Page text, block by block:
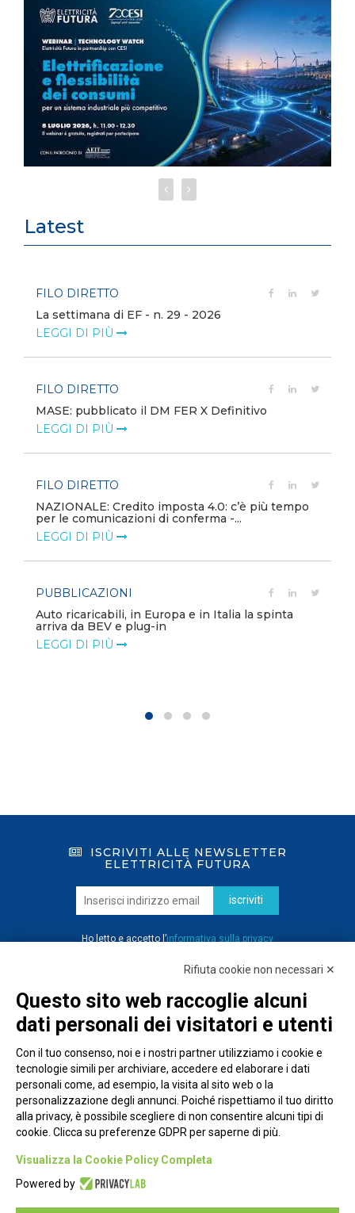
Latest
FILO DIRETTO
La settimana di EF - n. 29 - 2026
LEGGI DI PIÙ
FILO DIRETTO
MASE: pubblicato il DM FER X Definitivo
LEGGI DI PIÙ
FILO DIRETTO
NAZIONALE: Credito imposta 4.0: c’è più tempo
per le comunicazioni di conferma -...
LEGGI DI PIÙ
PUBBLICAZIONI
Auto ricaricabili, in Europa e in Italia la spinta
arriva da BEV e plug-in
LEGGI DI PIÙ
ISCRIVITI ALLE NEWSLETTER
ELETTRICITÀ FUTURA
iscriviti
Ho letto e accetto l’informativa sulla privacy
Piazza Alessandria, 24 - 00198 Roma
Privacy Policy
Rifiuta cookie non necessari ✕
Questo sito web raccoglie alcuni
dati personali dei visitatori e utenti
Con il tuo consenso, noi e i nostri partner utilizziamo i cookie e
tecnologie simili per archiviare, accedere ed elaborare i dati
personali come, ad esempio, la visita al sito web o la
personalizzazione degli annunci. Poiché rispettiamo il tuo diritto
alla privacy, è possibile scegliere di non consentire alcuni tipi di
cookie. Clicca su preferenze GDPR per saperne di più.
Visualizza la Cookie Policy Completa
Powered by